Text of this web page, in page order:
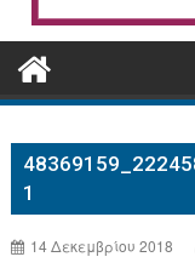
1
14 Δεκεμβρίου 2018